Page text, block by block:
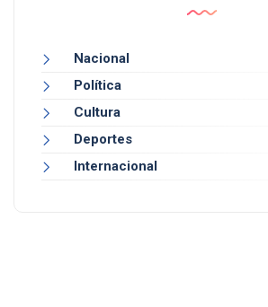
Nacional
Política
Cultura
Deportes
Internacional